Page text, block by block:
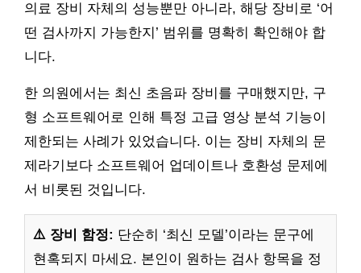
의료 장비 자체의 성능뿐만 아니라, 해당 장비로 ‘어
떤 검사까지 가능한지’ 범위를 명확히 확인해야 합
니다.
한 의원에서는 최신 초음파 장비를 구매했지만, 구
형 소프트웨어로 인해 특정 고급 영상 분석 기능이
제한되는 사례가 있었습니다. 이는 장비 자체의 문
제라기보다 소프트웨어 업데이트나 호환성 문제에
서 비롯된 것입니다.
⚠️ 장비 함정: 단순히 ‘최신 모델’이라는 문구에
현혹되지 마세요. 본인이 원하는 검사 항목을 정